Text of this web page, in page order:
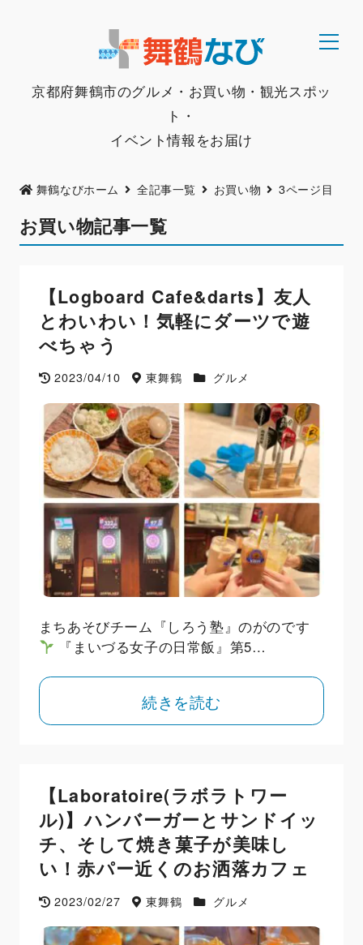
京都府舞鶴市のグルメ・お買い物・観光スポッ
ト・
イベント情報をお届け
舞鶴なびホーム 全記事一覧 お買い物 3ページ目
お買い物記事一覧
【Logboard Cafe&darts】友人
とわいわい！気軽にダーツで遊
べちゃう
2023/04/10 東舞鶴 グルメ
まちあそびチーム『しろう塾』のがのです
『まいづる女子の日常飯』第5…
続きを読む
【Laboratoire(ラボラトワー
ル)】ハンバーガーとサンドイッ
チ、そして焼き菓子が美味し
い！赤パー近くのお洒落カフェ
2023/02/27 東舞鶴 グルメ